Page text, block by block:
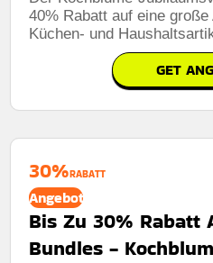
40% Rabatt auf eine
Küchen- und
GET
30%RABATT
Angebot
Bis Zu 30% Rabatt
Bundles -